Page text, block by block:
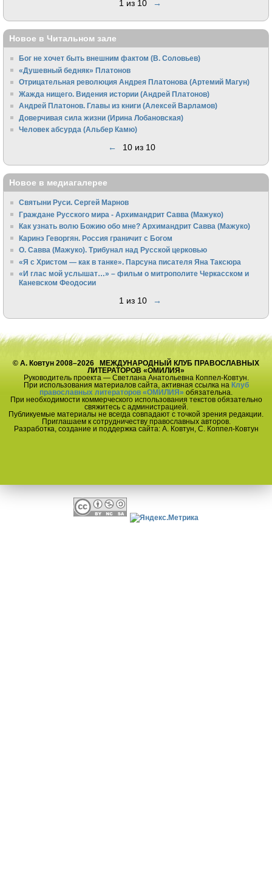
1 из 10 →
Новое в Читальном зале
Бог не хочет быть внешним фактом (В. Соловьев)
«Душевный бедняк» Платонов
Отрицательная революция Андрея Платонова (Артемий Магун)
Жажда нищего. Видения истории (Андрей Платонов)
Андрей Платонов. Главы из книги (Алексей Варламов)
Доверчивая сила жизни (Ирина Лобановская)
Человек абсурда (Альбер Камю)
← 10 из 10
Новое в медиагалерее
Святыни Руси. Сергей Марнов
Граждане Русского мира - Архимандрит Савва (Мажуко)
Как узнать волю Божию обо мне? Архимандрит Савва (Мажуко)
Каринэ Геворгян. Россия граничит с Богом
О. Савва (Мажуко). Трибунал над Русской церковью
«Я с Христом — как в танке». Парсуна писателя Яна Таксюра
«И глас мой услышат…» – фильм о митрополите Черкасском и
Каневском Феодосии
1 из 10 →
© А. Ковтун 2008–2026 МЕЖДУНАРОДНЫЙ КЛУБ ПРАВОСЛАВНЫХ
ЛИТЕРАТОРОВ «ОМИЛИЯ»
Руководитель проекта — Светлана Анатольевна Коппел-Ковтун.
При использования материалов сайта, активная ссылка на Клуб
православных литераторов «ОМИЛИЯ» обязательна.
При необходимости коммерческого использования текстов обязательно
свяжитесь с администрацией.
Публикуемые материалы не всегда совпадают с точкой зрения редакции.
Приглашаем к сотрудничеству православных авторов.
Разработка, создание и поддержка сайта: А. Ковтун, С. Коппел-Ковтун